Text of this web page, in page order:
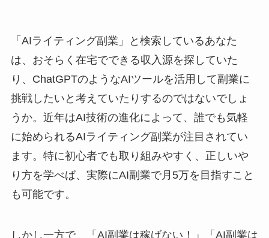
「AIライティング副業」と検索しているあなた
は、おそらく在宅でできる収入源を探していた
り、ChatGPTのようなAIツールを活用して副業に
挑戦したいと考えていたりするのではないでしょ
うか。近年はAI技術の進化によって、誰でも気軽
に始められるAIライティング副業が注目されてい
ます。特に初心者でも取り組みやすく、正しいや
り方を学べば、実際にAI副業で月5万を目指すこと
も可能です。
しかし一方で、「AI副業は稼げない！」「AI副業は